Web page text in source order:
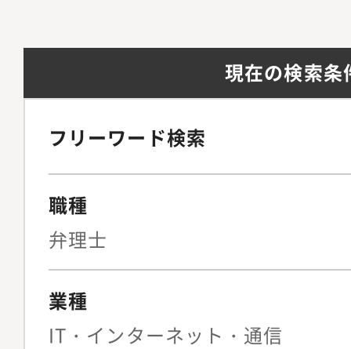
現在の検索条
フリーワード検索
職種
弁理士
業種
IT・インターネット・通信